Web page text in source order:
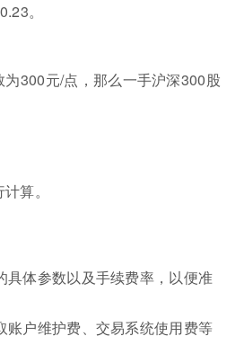
。
300元/点，那么一手沪深300股
算。
具体参数以及手续费率，以便准
账户维护费、交易系统使用费等